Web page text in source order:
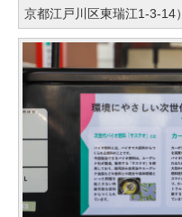
京都江戸川区東瑞江1-3-14）